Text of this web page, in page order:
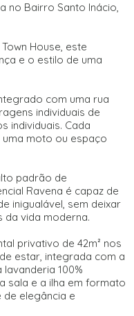
no Bairro Santo Inácio,
House, este
e o estilo de uma
com uma rua
individuais de
individuais. Cada
moto ou espaço
padrão de
Ravena é capaz de
inigualável, sem deixar
vida moderna.
privativo de 42m² nos
estar, integrada com a
100%
sala e a ilha em formato
de elegância e